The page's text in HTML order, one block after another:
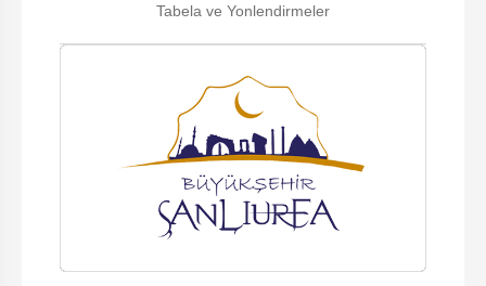
Tabela ve Yonlendirmeler